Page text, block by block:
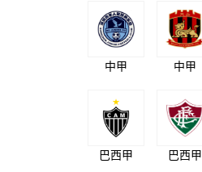
中甲 中甲
巴西甲 巴西甲